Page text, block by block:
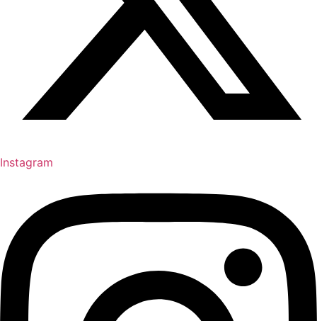
Instagram